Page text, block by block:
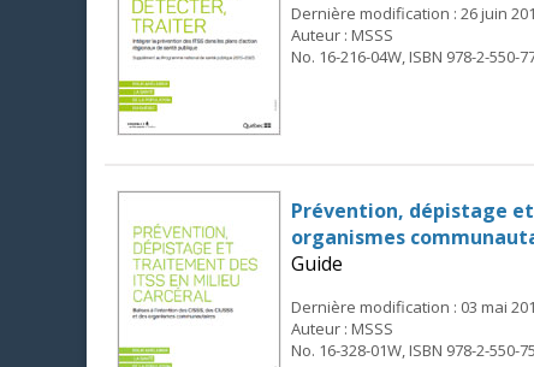
Dernière modification : 26 juin
Auteur : MSSS
No. 16-216-04W, ISBN 978-2-550-
Prévention, dépistage et
organismes
Guide
Dernière modification : 03 mai
Auteur : MSSS
No. 16-328-01W, ISBN 978-2-550-